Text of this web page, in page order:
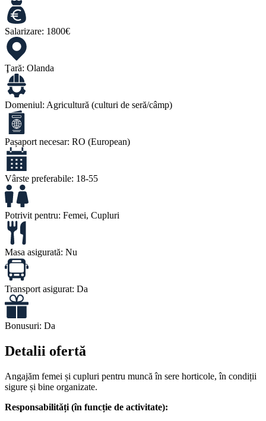
Salarizare: 1800€
Ţară: Olanda
Domeniul: Agricultură (culturi de seră/câmp)
Pașaport necesar: RO (European)
Vârste preferabile: 18-55
Potrivit pentru: Femei, Cupluri
Masa asigurată: Nu
Transport asigurat: Da
Bonusuri: Da
Detalii ofertă
Angajăm femei și cupluri pentru muncă în sere horticole, în condiții
sigure și bine organizate.
Responsabilități (în funcție de activitate):